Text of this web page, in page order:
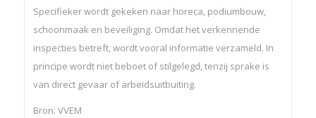
Specifieker wordt gekeken naar horeca, podiumbouw,
schoonmaak en beveiliging. Omdat het verkennende
inspecties betreft, wordt vooral informatie verzameld. In
principe wordt niet beboet of stilgelegd, tenzij sprake is
van direct gevaar of arbeidsuitbuiting.
Bron: VVEM